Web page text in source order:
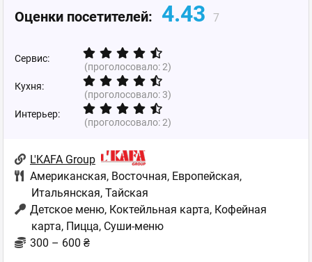
Оценки посетителей: 4.43 7
Сервис:
(проголосовало:2)
Кухня:
(проголосовало:3)
Интерьер:
(проголосовало:2)
L'KAFA Group
Американская, Восточная, Европейская,
Итальянская, Тайская
Детское меню, Коктейльная карта, Кофейная
карта, Пицца, Суши-меню
300 – 600 ₴